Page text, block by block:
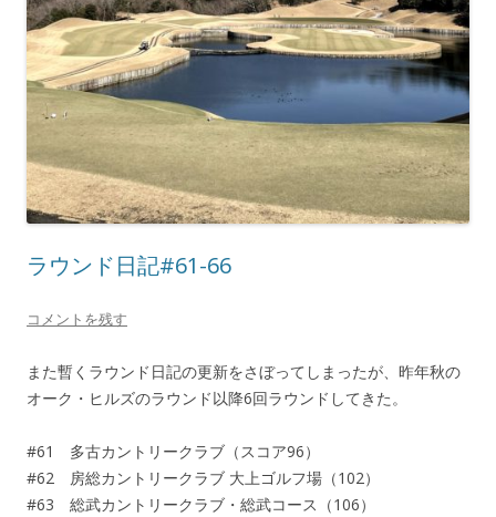
ラウンド日記#61-66
コメントを残す
また暫くラウンド日記の更新をさぼってしまったが、昨年秋の
オーク・ヒルズのラウンド以降6回ラウンドしてきた。
#61 多古カントリークラブ（スコア96）
#62 房総カントリークラブ 大上ゴルフ場（102）
#63 総武カントリークラブ・総武コース（106）